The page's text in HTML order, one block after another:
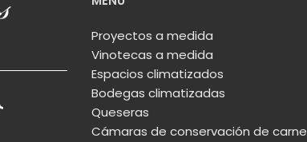
Proyectos a medida
Vinotecas a medida
Espacios climatizados
Bodegas climatizadas
Queseras
Cámaras de conservación de carne